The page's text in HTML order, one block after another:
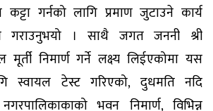
गर्नको लागि प्रमाण जुटाउने कार्य
गराउनुभयो । साथै जगत जननी श्री
मूर्ती निमार्ण गर्ने लक्ष्य लिईएकोमा यस
स्वायल टेस्ट गरिएको, दुधमति नदि
भवन निमार्ण, विभिन्न